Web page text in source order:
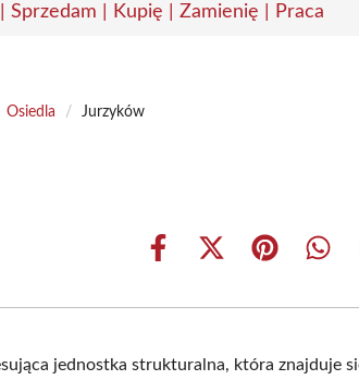
Sprzedam | Kupię | Zamienię | Praca
Osiedla / Jurzyków
Share
Share
(Twitter)
Share Share
jednostka strukturalna, która znajduje